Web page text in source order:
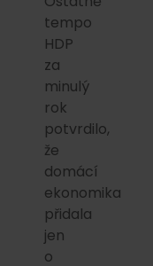
tempo
HDP
za
minulý
rok
potvrdilo,
že
domácí
ekonomika
přidala
jen
o